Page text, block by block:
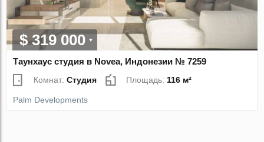
$ 319 000
Таунхаус студия в Novea, Индонезии № 7259
Комнат:Студия Площадь:116 м²
Palm Developments